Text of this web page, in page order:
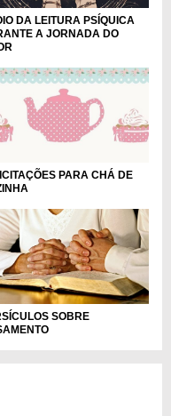
DA LEITURA PSÍQUICA
A JORNADA DO
PARA CHÁ DE
SOBRE